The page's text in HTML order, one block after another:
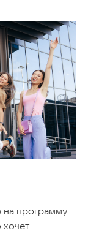
на программу
хочет